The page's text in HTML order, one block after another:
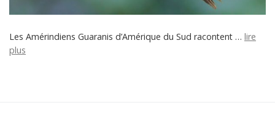
Les Amérindiens Guaranis d’Amérique du Sud racontent … lire
plus